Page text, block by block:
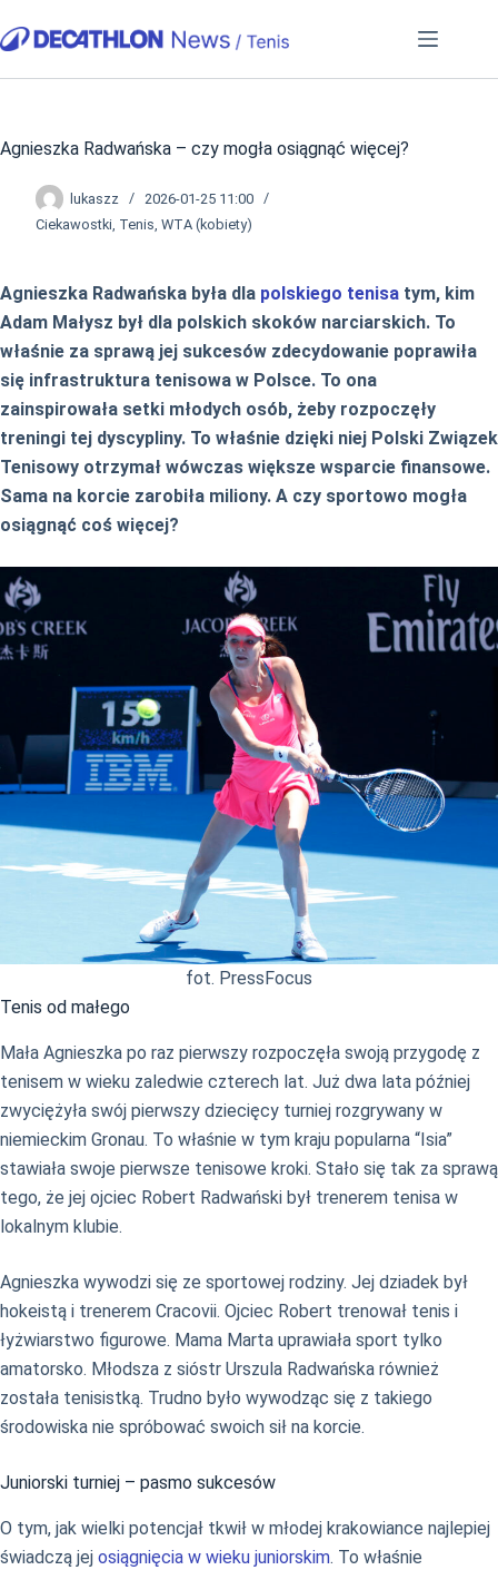
do
Agnieszka Radwańska – czy mogła osiągnąć więcej?
lukaszz
2026-01-25 11:00
Ciekawostki, Tenis, WTA (kobiety)
Agnieszka Radwańska była dla polskiego tenisa tym, kim
Adam Małysz był dla polskich skoków narciarskich. To
właśnie za sprawą jej sukcesów zdecydowanie poprawiła
się infrastruktura tenisowa w Polsce. To ona
zainspirowała setki młodych osób, żeby rozpoczęły
treningi tej dyscypliny. To właśnie dzięki niej Polski Związek
Tenisowy otrzymał wówczas większe wsparcie finansowe.
Sama na korcie zarobiła miliony. A czy sportowo mogła
osiągnąć coś więcej?
fot. PressFocus
Tenis od małego
Mała Agnieszka po raz pierwszy rozpoczęła swoją przygodę z
tenisem w wieku zaledwie czterech lat. Już dwa lata później
zwyciężyła swój pierwszy dziecięcy turniej rozgrywany w
niemieckim Gronau. To właśnie w tym kraju popularna “Isia”
stawiała swoje pierwsze tenisowe kroki. Stało się tak za sprawą
tego, że jej ojciec Robert Radwański był trenerem tenisa w
lokalnym klubie.
Agnieszka wywodzi się ze sportowej rodziny. Jej dziadek był
hokeistą i trenerem Cracovii. Ojciec Robert trenował tenis i
łyżwiarstwo figurowe. Mama Marta uprawiała sport tylko
amatorsko. Młodsza z sióstr Urszula Radwańska również
została tenisistką. Trudno było wywodząc się z takiego
środowiska nie spróbować swoich sił na korcie.
Juniorski turniej – pasmo sukcesów
O tym, jak wielki potencjał tkwił w młodej krakowiance najlepiej
świadczą jej osiągnięcia w wieku juniorskim. To właśnie